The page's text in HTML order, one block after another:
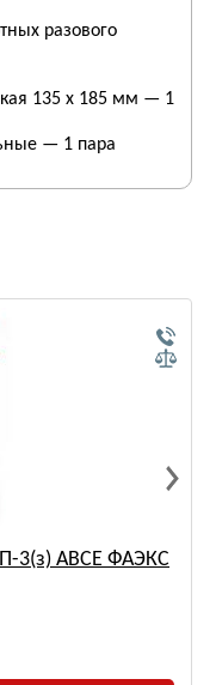
разового
135 х 185 мм — 1
— 1 пара
3(з) АВСЕ ФАЭКС